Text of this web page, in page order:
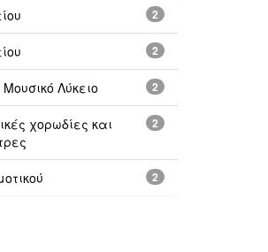
2
2
2
Μουσικό Λύκειο
2
χορωδίες και
2